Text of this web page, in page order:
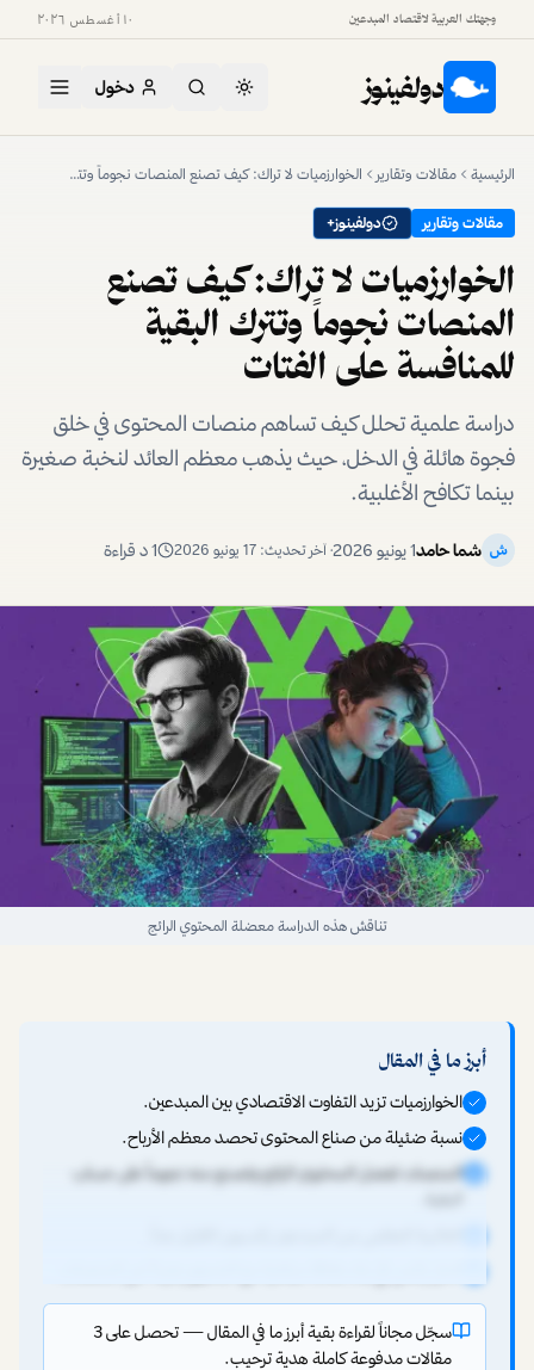
وجهتك العربية لاقتصاد المبدعين ١٠ أغسطس ٢٠٢٦
دولفينوز دخول
الرئيسية مقالات وتقارير الخوارزميات لا تراك: كيف تصنع المنصات نجوماً وتترك البقية للمنافسة على الفتات
مقالات وتقارير دولفينوز+
الخوارزميات لا تراك: كيف تصنع
المنصات نجوماً وتترك البقية
للمنافسة على الفتات
دراسة علمية تحلل كيف تساهم منصات المحتوى في خلق
فجوة هائلة في الدخل، حيث يذهب معظم العائد لنخبة صغيرة
بينما تكافح الأغلبية.
ش شما حامد1 يونيو 2026 · آخر تحديث: 17 يونيو 2026 1د قراءة
تناقش هذه الدراسة معضلة المحتوي الرائج
أبرز ما في المقال
الخوارزميات تزيد التفاوت الاقتصادي بين المبدعين.
نسبة ضئيلة من صناع المحتوى تحصد معظم الأرباح.
المنصات تفضل المحتوى الرائج وتصنع منه نجوماً على حساب
سجّل مجاناً لقراءة بقية أبرز ما في المقال — تحصل على 3
مقالات مدفوعة كاملة هدية ترحيب.